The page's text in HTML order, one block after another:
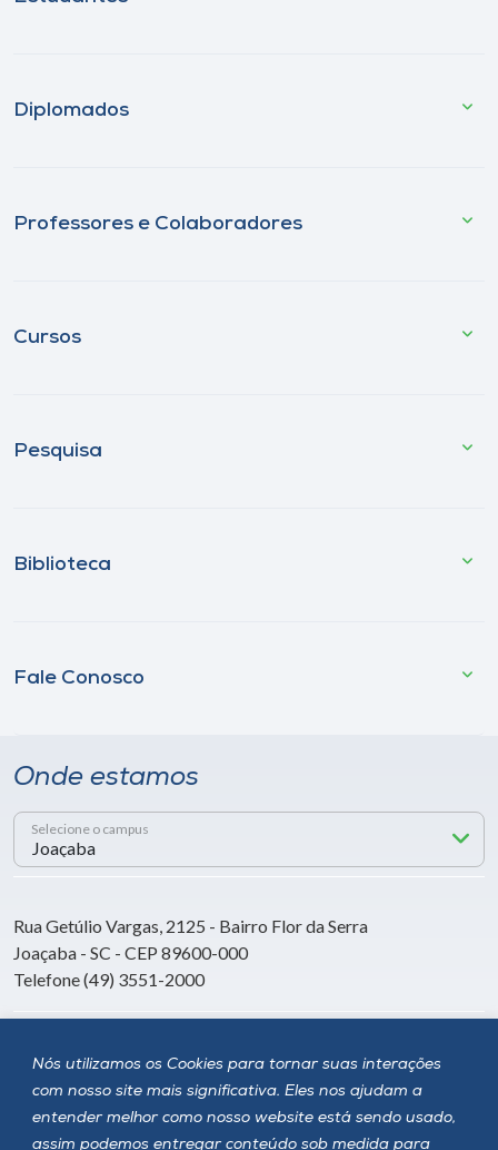
Nós utilizamos os Cookies para tornar suas interações
com nosso site mais significativa. Eles nos ajudam a
entender melhor como nosso website está sendo usado,
assim podemos entregar conteúdo sob medida para
Diplomados
Professores e Colaboradores
Cursos
Pesquisa
Biblioteca
Fale Conosco
Onde estamos
Selecione o campus
Rua Getúlio Vargas, 2125 - Bairro Flor da Serra
Joaçaba - SC - CEP 89600-000
Telefone (49) 3551-2000
Siga a Unoesc